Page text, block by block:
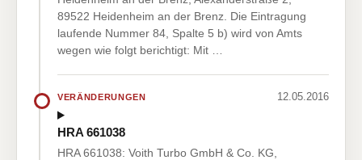
89522 Heidenheim an der Brenz. Die Eintragung
laufende Nummer 84, Spalte 5 b) wird von Amts
wegen wie folgt berichtigt: Mit …
VERÄNDERUNGEN 12.05.2016
HRA 661038
HRA 661038: Voith Turbo GmbH & Co. KG,